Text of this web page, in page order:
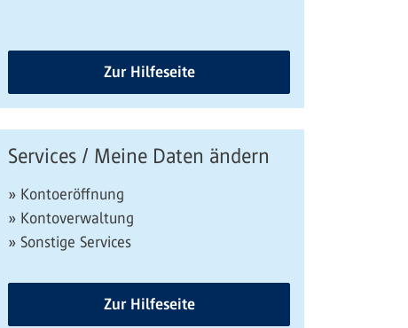
Zur Hilfeseite
Services / Meine Daten ändern
» Kontoeröffnung
» Kontoverwaltung
» Sonstige Services
Zur Hilfeseite